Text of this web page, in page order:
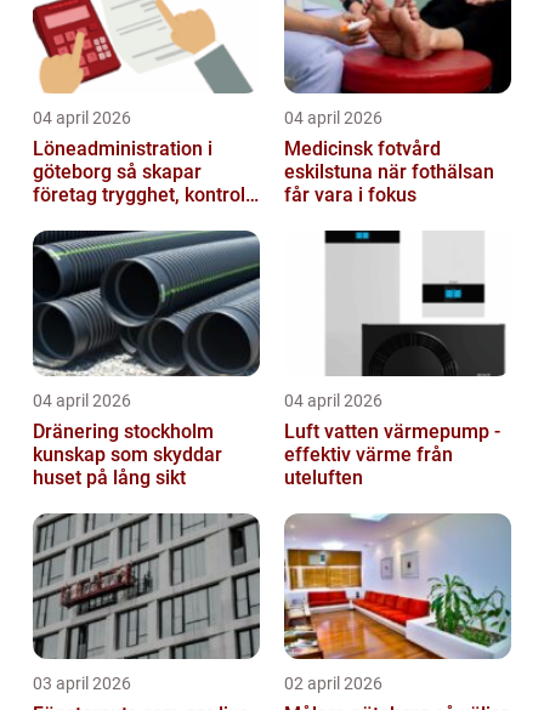
04 april 2026
Löneadministration i
göteborg så skapar
företag trygghet, kontroll
04 april 2026
Medicinsk fotvård
eskilstuna när fothälsan
får vara i fokus
04 april 2026
Dränering stockholm
kunskap som skyddar
huset på lång sikt
04 april 2026
Luft vatten värmepump -
effektiv värme från
uteluften
03 april 2026 02 april 2026